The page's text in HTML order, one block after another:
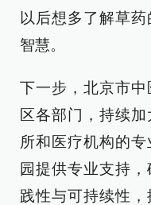
以后想多了解草
智慧。
下一步，北京市
区各部门，持续
所和医疗机构的
园提供专业支持
践性与可持续性